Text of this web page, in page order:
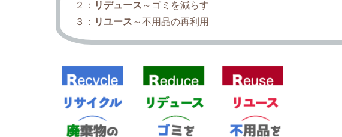
２： リデュース ～ゴミを減らす
３： リユース ～不用品の再利用